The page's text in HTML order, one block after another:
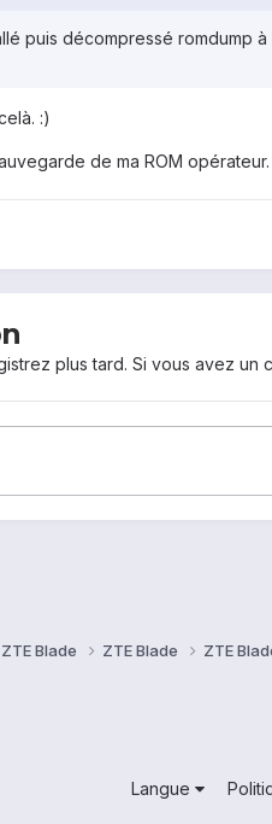
puis décompressé romdump
:)
de ma ROM opérateur.
plus tard. Si vous avez un
ZTE Blade ZTE Blade ZTE
Langue